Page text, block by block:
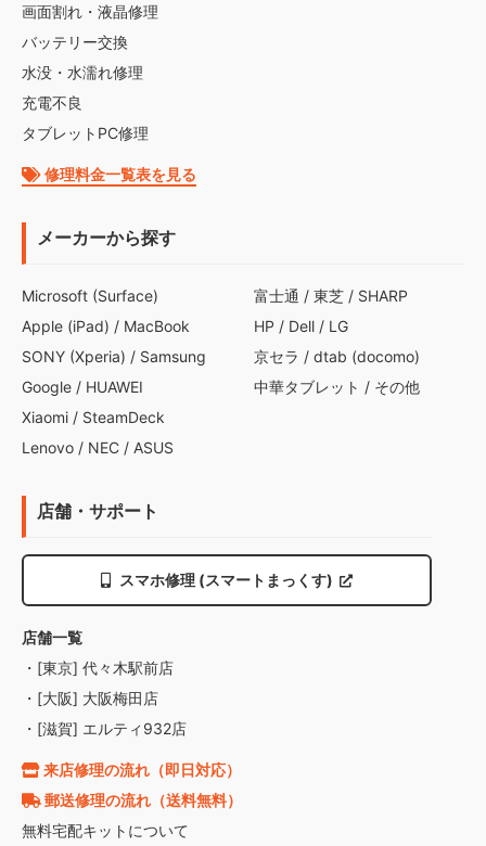
画面割れ・液晶修理
バッテリー交換
水没・水濡れ修理
充電不良
タブレットPC修理
修理料金一覧表を見る
メーカーから探す
Microsoft (Surface)
Apple (iPad) / MacBook
SONY (Xperia) / Samsung
Google / HUAWEI
Xiaomi / SteamDeck
Lenovo / NEC / ASUS
富士通 / 東芝 / SHARP
HP / Dell / LG
京セラ / dtab (docomo)
中華タブレット / その他
店舗・サポート
スマホ修理 (スマートまっくす)
店舗一覧
・[東京] 代々木駅前店
・[大阪] 大阪梅田店
・[滋賀] エルティ932店
来店修理の流れ（即日対応）
郵送修理の流れ（送料無料）
無料宅配キットについて